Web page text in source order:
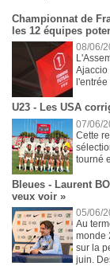
Championnat de
les 12 équipes
08/06/
Ajaccio
U23 - Les USA
07/06/
Cette
tourné
Bleues - Laurent
veux voir »
05/06/
Au
monde
sur la
juin.